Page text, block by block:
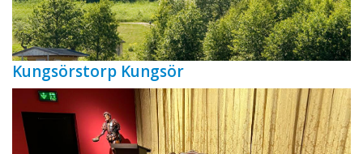
Kungsörstorp Kungsör